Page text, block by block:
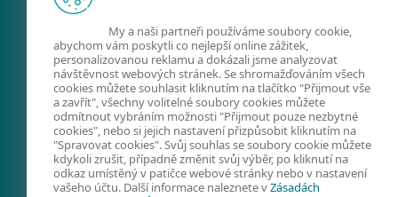
FIRMY A TECHNOLOGIE
KYBERNETICKÁ
FACEBOOK
X LINKEDIN
My a naši partneři používáme soubory cookie,
abychom vám poskytli co nejlepší online zážitek,
personalizovanou reklamu a dokázali jsme analyzovat
návštěvnost webových stránek. Se shromažďováním všech
cookies můžete souhlasit kliknutím na tlačítko "Přijmout vše
a zavřít", všechny volitelné soubory cookies můžete
odmítnout vybráním možnosti "Přijmout pouze nezbytné
cookies", nebo si jejich nastavení přizpůsobit kliknutím na
"Spravovat cookies". Svůj souhlas se soubory cookie můžete
kdykoli zrušit, případně změnit svůj výběr, po kliknutí na
odkaz umístěný v patičce webové stránky nebo v nastavení
vašeho účtu. Další informace naleznete vZásadách